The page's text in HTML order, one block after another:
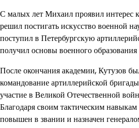
С малых лет Михаил проявил интерес
решил постигать искусство военной
поступил в Петербургскую
получил основы военного образования
После окончания академии, Кутузов
командование артиллерийской
участие в Великой Отечественной
Благодаря своим тактическим
повышен в звании и назначен